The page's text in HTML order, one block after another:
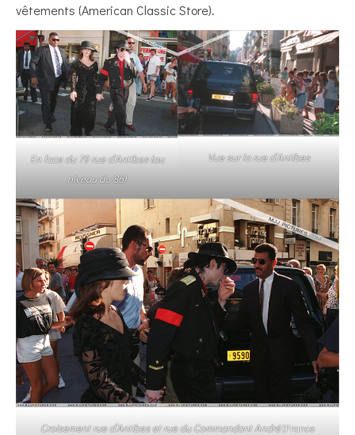
vêtements (American Classic Store).
En face du 79 rue d’Antibes (au
niveau du 86)
Vue sur la rue d’Antibes
Croisement rue d’Antibes et rue du Commandant André(France